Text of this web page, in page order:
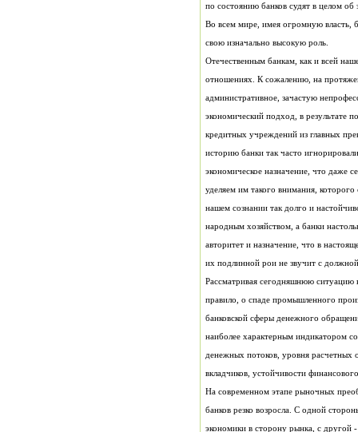
по состоянию банков судят в целом об
свою изначально высокую роль.
Отечественным банкам, как и всей
их подлинной рои не звучит с
вкладчиков, устойчивости